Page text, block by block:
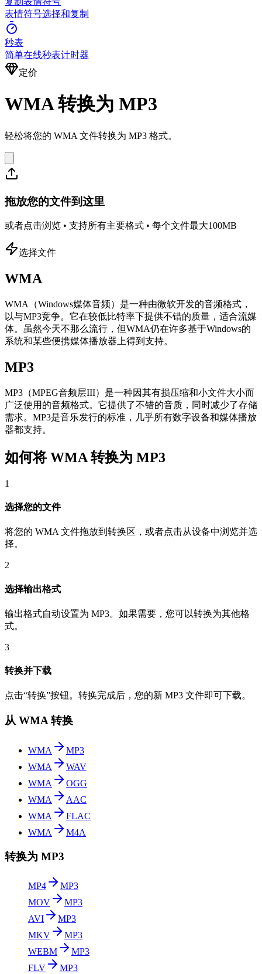
表情符号选择和复制
秒表
简单在线秒表计时器
定价
WMA 转换为 MP3
轻松将您的 WMA 文件转换为 MP3 格式。
拖放您的文件到这里
或者点击浏览 • 支持所有主要格式 • 每个文件最大100MB
选择文件
WMA
WMA（Windows媒体音频）是一种由微软开发的音频格式，
以与MP3竞争。它在较低比特率下提供不错的质量，适合流媒
体。虽然今天不那么流行，但WMA仍在许多基于Windows的
系统和某些便携媒体播放器上得到支持。
MP3
MP3（MPEG音频层III）是一种因其有损压缩和小文件大小而
广泛使用的音频格式。它提供了不错的音质，同时减少了存储
需求。MP3是音乐发行的标准，几乎所有数字设备和媒体播放
器都支持。
如何将 WMA 转换为 MP3
1
选择您的文件
将您的 WMA 文件拖放到转换区，或者点击从设备中浏览并选
择。
2
选择输出格式
输出格式自动设置为 MP3。如果需要，您可以转换为其他格
式。
3
转换并下载
点击“转换”按钮。转换完成后，您的新 MP3 文件即可下载。
从 WMA 转换
WMA
MP3
WMA
WAV
WMA
OGG
WMA
AAC
WMA
FLAC
WMA
M4A
转换为 MP3
MP4
MP3
MOV
MP3
AVI
MP3
MKV
MP3
WEBM
MP3
FLV
MP3